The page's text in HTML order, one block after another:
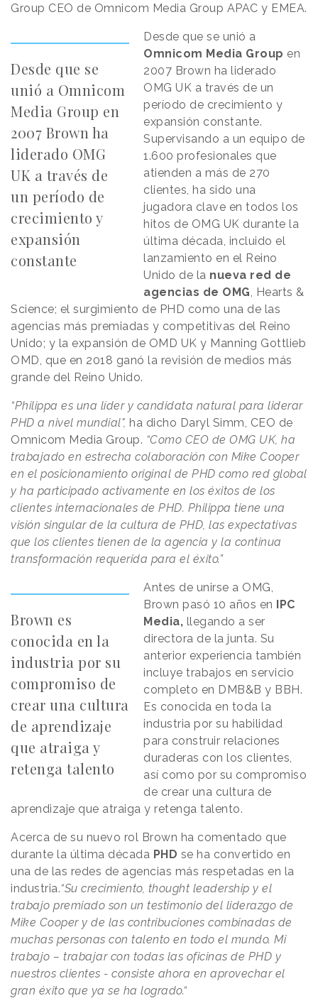
Group CEO de Omnicom Media Group APAC y EMEA.
Desde que se
unió a Omnicom
Media Group en
2007 Brown ha
liderado OMG
UK a través de
un período de
crecimiento y
expansión
constante
Desde que se unió a
Omnicom Media Group en
2007 Brown ha liderado
OMG UK a través de un
período de crecimiento y
expansión constante.
Supervisando a un equipo de
1.600 profesionales que
atienden a más de 270
clientes, ha sido una
jugadora clave en todos los
hitos de OMG UK durante la
última década, incluido el
lanzamiento en el Reino
Unido de la nueva red de
agencias de OMG, Hearts &
Science; el surgimiento de PHD como una de las
agencias más premiadas y competitivas del Reino
Unido; y la expansión de OMD UK y Manning Gottlieb
OMD, que en 2018 ganó la revisión de medios más
grande del Reino Unido.
“Philippa es una líder y candidata natural para liderar
PHD a nivel mundial", ha dicho Daryl Simm, CEO de
Omnicom Media Group. “Como CEO de OMG UK, ha
trabajado en estrecha colaboración con Mike Cooper
en el posicionamiento original de PHD como red global
y ha participado activamente en los éxitos de los
clientes internacionales de PHD. Philippa tiene una
visión singular de la cultura de PHD, las expectativas
que los clientes tienen de la agencia y la continua
transformación requerida para el éxito.”
Brown es
conocida en la
industria por su
compromiso de
crear una cultura
de aprendizaje
que atraiga y
retenga talento
Antes de unirse a OMG,
Brown pasó 10 años en IPC
Media, llegando a ser
directora de la junta. Su
anterior experiencia también
incluye trabajos en servicio
completo en DMB&B y BBH.
Es conocida en toda la
industria por su habilidad
para construir relaciones
duraderas con los clientes,
así como por su compromiso
de crear una cultura de
aprendizaje que atraiga y retenga talento.
Acerca de su nuevo rol Brown ha comentado que
durante la última década PHD se ha convertido en
una de las redes de agencias más respetadas en la
industria.“Su crecimiento, thought leadership y el
trabajo premiado son un testimonio del liderazgo de
Mike Cooper y de las contribuciones combinadas de
muchas personas con talento en todo el mundo. Mi
trabajo – trabajar con todas las oficinas de PHD y
nuestros clientes - consiste ahora en aprovechar el
gran éxito que ya se ha logrado.“